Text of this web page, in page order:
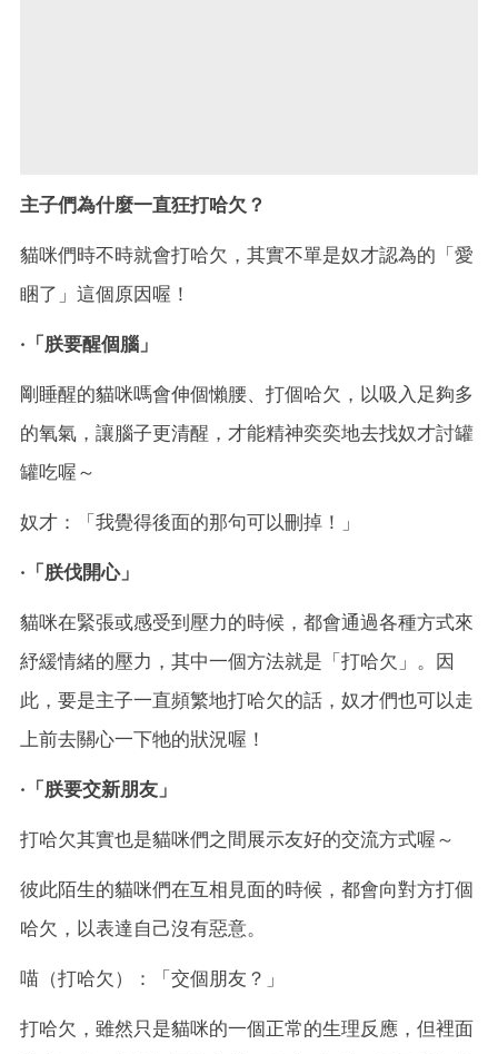
主子們為什麼一直狂打哈欠？
貓咪們時不時就會打哈欠，其實不單是奴才認為的「愛
睏了」這個原因喔！
·「朕要醒個腦」
剛睡醒的貓咪嗎會伸個懶腰、打個哈欠，以吸入足夠多
的氧氣，讓腦子更清醒，才能精神奕奕地去找奴才討罐
罐吃喔～
奴才：「我覺得後面的那句可以刪掉！」
·「朕伐開心」
貓咪在緊張或感受到壓力的時候，都會通過各種方式來
紓緩情緒的壓力，其中一個方法就是「打哈欠」。因
此，要是主子一直頻繁地打哈欠的話，奴才們也可以走
上前去關心一下牠的狀況喔！
·「朕要交新朋友」
打哈欠其實也是貓咪們之間展示友好的交流方式喔～
彼此陌生的貓咪們在互相見面的時候，都會向對方打個
哈欠，以表達自己沒有惡意。
喵（打哈欠）：「交個朋友？」
打哈欠，雖然只是貓咪的一個正常的生理反應，但裡面